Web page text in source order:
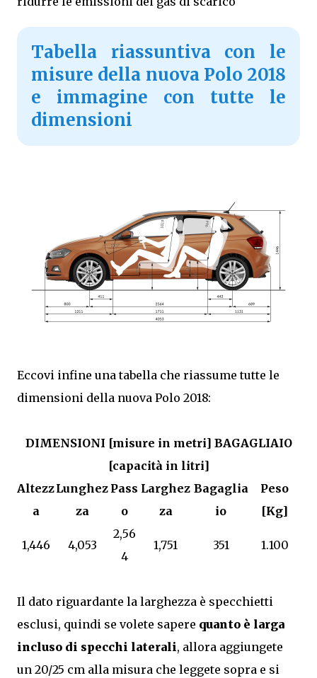
Tabella riassuntiva con le
misure della nuova Polo 2018
e immagine con tutte le
dimensioni
Eccovi infine una tabella che riassume tutte le
dimensioni della nuova Polo 2018:
DIMENSIONI [misure in metri] BAGAGLIAIO
[capacità in litri]
Altezz
a
Lunghez
za
Pass
o
Larghez
za
Bagaglia
io
Peso
[Kg]
1,446 4,053
2,56
4
1,751 351 1.100
Il dato riguardante la larghezza è specchietti
esclusi, quindi se volete sapere quanto è larga
incluso di specchi laterali, allora aggiungete
un 20/25 cm alla misura che leggete sopra e si